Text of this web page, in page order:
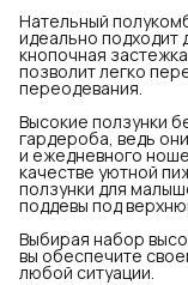
Нательный
идеально подходит
кнопочная
позволит легко
переодевания.
Высокие ползунки
гардероба, ведь
и ежедневного
качестве уютной
ползунки для
поддевы под
Выбирая набор
вы обеспечите
любой ситуации.